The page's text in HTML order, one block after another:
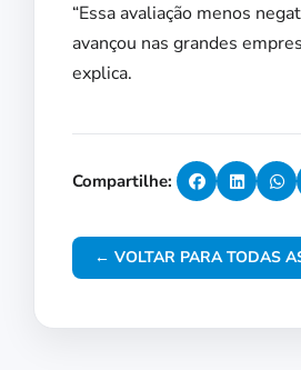
“Essa avaliação menos
avançou nas grandes
explica.
Compartilhe:
← VOLTAR PARA TODAS